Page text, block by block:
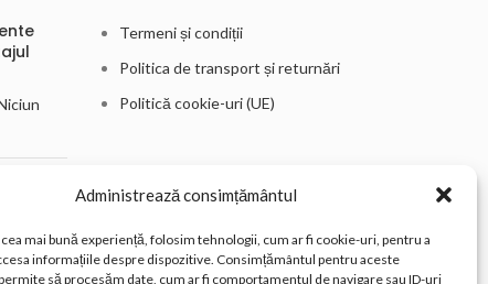
Administrează consimțământul
mai bună experiență, folosim tehnologii, cum ar fi cookie-uri, pentru a
informațiile despre dispozitive. Consimțământul pentru aceste
să procesăm date, cum ar fi comportamentul de navigare sau ID-uri
Termeni și condiții
Politica de transport și returnări
Politică cookie-uri (UE)